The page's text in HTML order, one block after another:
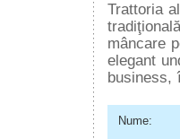
Trattoria
mâncare
elegant
business,
Nume: